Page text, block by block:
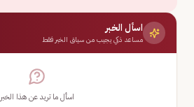
اسأل الخبر
مساعد ذكي يجيب من سياق الخبر فقط
اسأل ما تريد عن هذا الخبر